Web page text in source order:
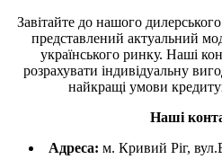
Завітайте до нашого
представлений актуальний
українського ринку. Наші
розрахувати індивідуальну
найкращі умови
Наші
Адреса: м. Кривий Ріг,